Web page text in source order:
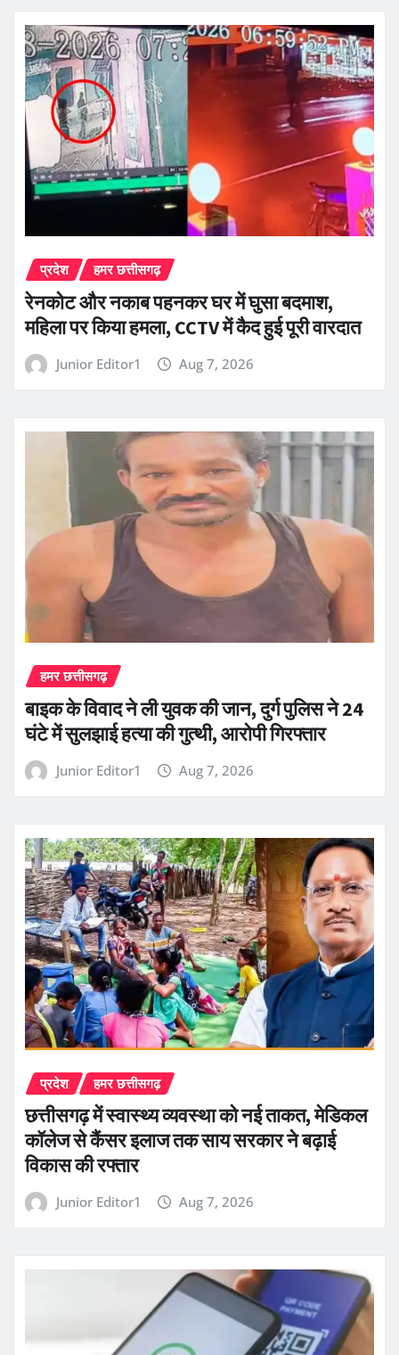
प्रदेश हमर छत्तीसगढ़
रेनकोट और नकाब पहनकर घर में घुसा बदमाश,
महिला पर किया हमला, CCTV में कैद हुई पूरी वारदात
Junior Editor1 Aug 7, 2026
हमर छत्तीसगढ़
बाइक के विवाद ने ली युवक की जान, दुर्ग पुलिस ने 24
घंटे में सुलझाई हत्या की गुत्थी, आरोपी गिरफ्तार
Junior Editor1 Aug 7, 2026
प्रदेश हमर छत्तीसगढ़
छत्तीसगढ़ में स्वास्थ्य व्यवस्था को नई ताकत, मेडिकल
कॉलेज से कैंसर इलाज तक साय सरकार ने बढ़ाई
विकास की रफ्तार
Junior Editor1 Aug 7, 2026